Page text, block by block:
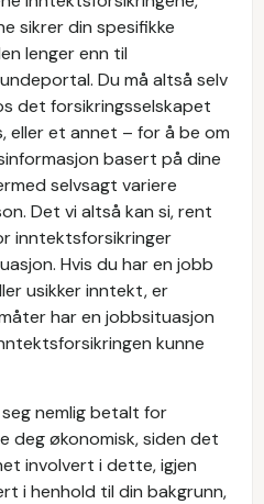
sikrer din spesifikke
lenger enn til
Du må altså selv
det forsikringsselskapet
eller et annet – for å be om
basert på dine
selvsagt variere
Det vi altså kan si, rent
inntektsforsikringer
Hvis du har en jobb
usikker inntekt, er
har en jobbsituasjon
kunne
nemlig betalt for
deg økonomisk, siden det
involvert i dette, igjen
i henhold til din bakgrunn,